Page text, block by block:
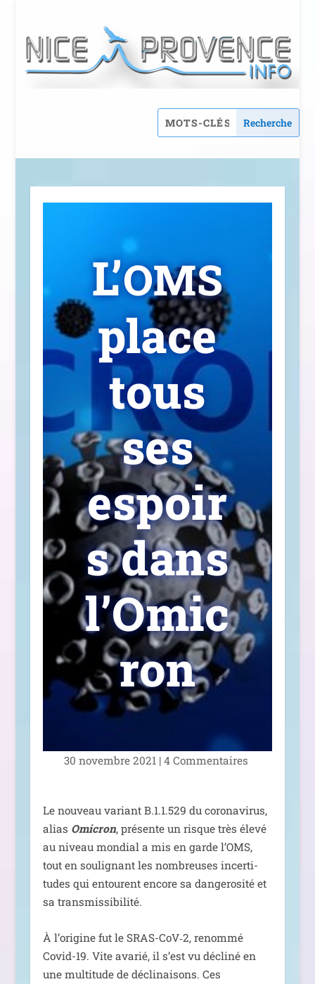
L’OMS
place
tous
ses
espoir
s dans
l’Omic
ron
30 novembre 2021 | 4 Commentaires
Le nou­veau variant B.1.1.529 du coro­na­vi­rus,
alias Omicron, pré­sente un risque très éle­vé
au niveau mon­dial a mis en garde l’OMS,
tout en sou­li­gnant les nom­breuses incer­ti­
tudes qui entourent encore sa dan­ge­ro­si­té et
sa transmissibilité.
À l’o­ri­gine fut le SRAS-CoV‑2, renom­mé
Covid-19. Vite ava­rié, il s’est vu décli­né en
une mul­ti­tude de décli­nai­sons. Ces